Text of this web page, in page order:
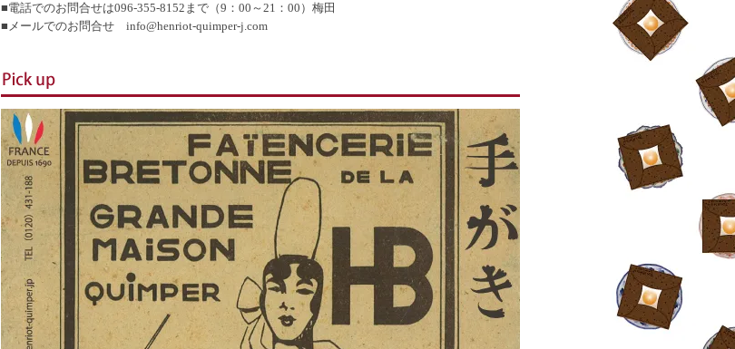
■電話でのお問合せは096-355-8152まで（9：00～21：00）梅田
■メールでのお問合せ info@henriot-quimper-j.com